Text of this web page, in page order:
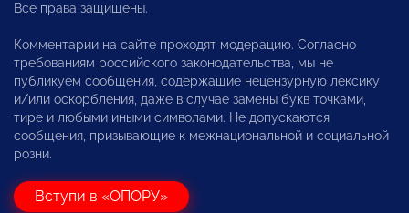
Все права защищены.
Комментарии на сайте проходят модерацию. Согласно
требованиям российского законодательства, мы не
публикуем сообщения, содержащие нецензурную лексику
и/или оскорбления, даже в случае замены букв точками,
тире и любыми иными символами. Не допускаются
сообщения, призывающие к межнациональной и социальной
розни.
Вступи в «ОПОРУ»